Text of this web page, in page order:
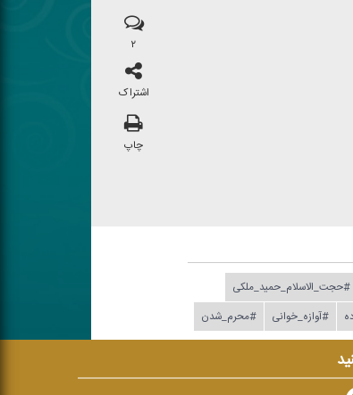
۲
اشتراک
چاپ
#حجت_الاسلام_حمید_ملكی
#آوازه_خوانی #محرم_شدن